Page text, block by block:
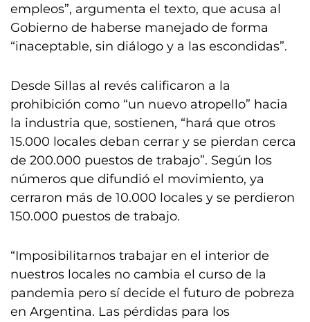
empleos”, argumenta el texto, que acusa al
Gobierno de haberse manejado de forma
“inaceptable, sin diálogo y a las escondidas”.
Desde Sillas al revés calificaron a la
prohibición como “un nuevo atropello” hacia
la industria que, sostienen, “hará que otros
15.000 locales deban cerrar y se pierdan cerca
de 200.000 puestos de trabajo”. Según los
números que difundió el movimiento, ya
cerraron más de 10.000 locales y se perdieron
150.000 puestos de trabajo.
“Imposibilitarnos trabajar en el interior de
nuestros locales no cambia el curso de la
pandemia pero sí decide el futuro de pobreza
en Argentina. Las pérdidas para los